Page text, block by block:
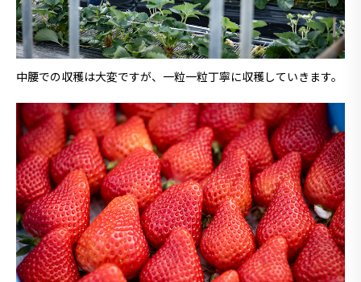
中腰での収穫は大変ですが、一粒一粒丁寧に収穫していきます。